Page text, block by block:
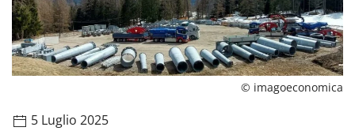
© imagoeconomica
5 Luglio 2025